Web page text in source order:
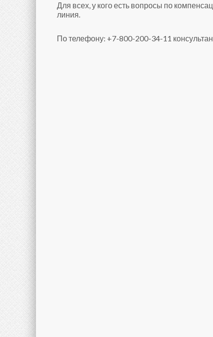
Для всех, у кого есть вопросы по
линия.
По телефону: +7-800-200-34-11